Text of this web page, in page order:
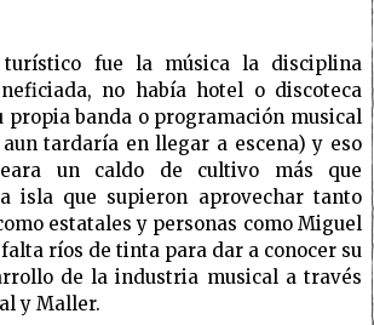
turístico fue la música la disciplina
no había hotel o discoteca
propia banda o programación musical
tardaría en llegar a escena) y eso
un caldo de cultivo más que
isla que supieron aprovechar tanto
estatales y personas como Miguel
ríos de tinta para dar a conocer su
de la industria musical a través
y Maller.